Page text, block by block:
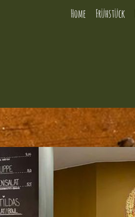
Home Frühstück